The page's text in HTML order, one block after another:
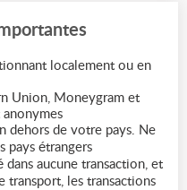
localement ou en
Union, Moneygram et
anonymes
dehors de votre pays. Ne
pays étrangers
aucune transaction, et
transport, les transactions